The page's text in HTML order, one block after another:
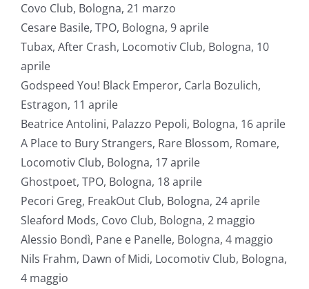
Covo Club, Bologna, 21 marzo
Cesare Basile, TPO, Bologna, 9 aprile
Tubax, After Crash, Locomotiv Club, Bologna, 10
aprile
Godspeed You! Black Emperor, Carla Bozulich,
Estragon, 11 aprile
Beatrice Antolini, Palazzo Pepoli, Bologna, 16 aprile
A Place to Bury Strangers, Rare Blossom, Romare,
Locomotiv Club, Bologna, 17 aprile
Ghostpoet, TPO, Bologna, 18 aprile
Pecori Greg, FreakOut Club, Bologna, 24 aprile
Sleaford Mods, Covo Club, Bologna, 2 maggio
Alessio Bondì, Pane e Panelle, Bologna, 4 maggio
Nils Frahm, Dawn of Midi, Locomotiv Club, Bologna,
4 maggio